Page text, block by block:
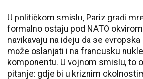
U političkom smislu, Pariz gradi
formalno ostaju pod NATO
navikavaju na ideju da se
može oslanjati i na francusku
komponentu. U vojnom smislu, to
pitanje: gdje bi u kriznim